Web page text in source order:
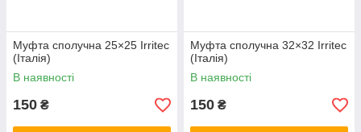
Муфта сполучна 25×25 Irritec
(Італія)
В наявності
150 ₴
Муфта сполучна 32×32 Irritec
(Італія)
В наявності
150 ₴